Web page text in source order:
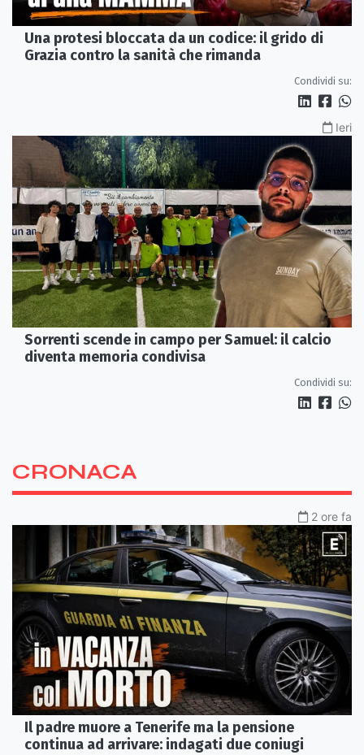
Una protesi bloccata da un codice: il grido di
Grazia contro la sanità che rimanda
Condividi su:
Ieri
Sorrenti scende in campo per Samuel: il calcio
diventa memoria condivisa
Condividi su:
CRONACA
2 ore fa
Il padre muore a Tenerife ma la pensione
continua ad arrivare: indagati due coniugi